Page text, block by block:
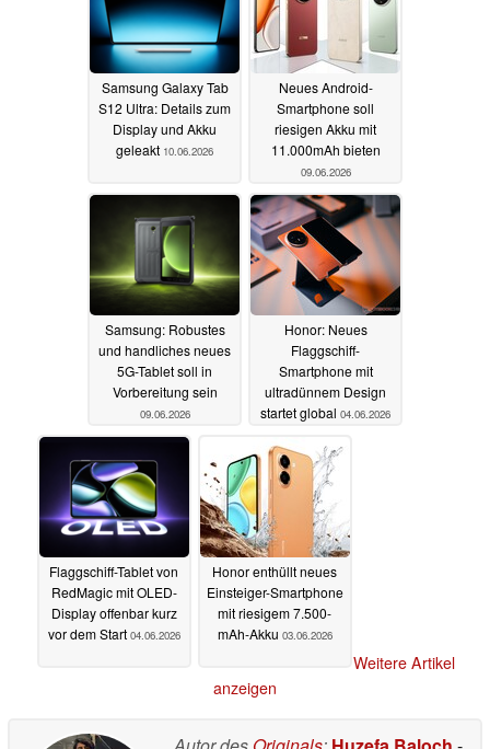
Samsung Galaxy Tab
S12 Ultra: Details zum
Display und Akku
geleakt 10.06.2026
Neues Android-
Smartphone soll
riesigen Akku mit
11.000mAh bieten
09.06.2026
Samsung: Robustes
und handliches neues
5G-Tablet soll in
Vorbereitung sein
09.06.2026
Honor: Neues
Flaggschiff-
Smartphone mit
ultradünnem Design
startet global 04.06.2026
Flaggschiff-Tablet von
RedMagic mit OLED-
Display offenbar kurz
vor dem Start 04.06.2026
Honor enthüllt neues
Einsteiger-Smartphone
mit riesigem 7.500-
mAh-Akku 03.06.2026
Weitere Artikel
anzeigen